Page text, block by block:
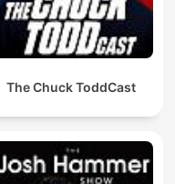
The Chuck ToddCast